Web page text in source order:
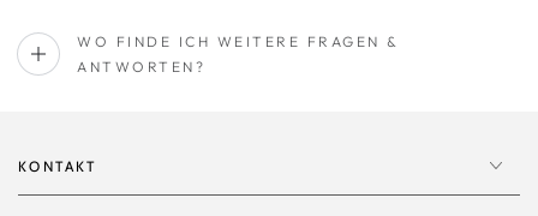
WO FINDE ICH WEITERE FRAGEN &
ANTWORTEN?
KONTAKT